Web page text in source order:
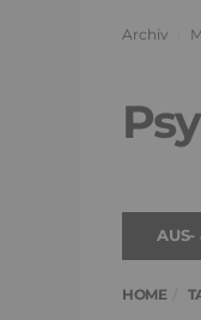
Archiv
AUS-
HOME